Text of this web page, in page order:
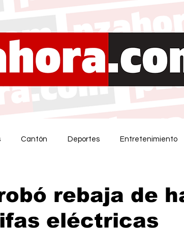
Cantón Deportes Entretenimiento
rebaja de
eléctricas